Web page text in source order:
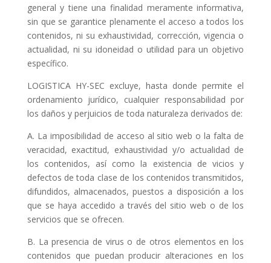
general y tiene una finalidad meramente informativa,
sin que se garantice plenamente el acceso a todos los
contenidos, ni su exhaustividad, corrección, vigencia o
actualidad, ni su idoneidad o utilidad para un objetivo
específico.
LOGISTICA HY-SEC excluye, hasta donde permite el
ordenamiento jurídico, cualquier responsabilidad por
los daños y perjuicios de toda naturaleza derivados de:
A. La imposibilidad de acceso al sitio web o la falta de
veracidad, exactitud, exhaustividad y/o actualidad de
los contenidos, así como la existencia de vicios y
defectos de toda clase de los contenidos transmitidos,
difundidos, almacenados, puestos a disposición a los
que se haya accedido a través del sitio web o de los
servicios que se ofrecen.
B. La presencia de virus o de otros elementos en los
contenidos que puedan producir alteraciones en los